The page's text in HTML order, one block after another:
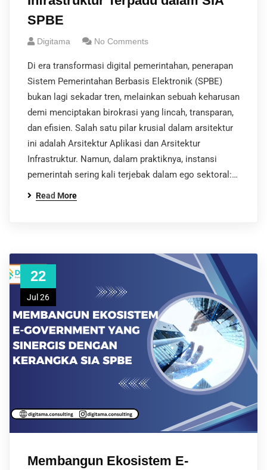
SPBE
Digitama No Comments
Di era transformasi digital pemerintahan, penerapan
Sistem Pemerintahan Berbasis Elektronik (SPBE)
bukan lagi sekadar tren, melainkan sebuah keharusan
demi menciptakan birokrasi yang lincah, transparan,
dan efisien. Salah satu pilar krusial dalam arsitektur
ini adalah Arsitektur Aplikasi dan Arsitektur
Infrastruktur. Namun, dalam praktiknya, instansi
pemerintah sering kali terjebak dalam ego sektoral:…
Read More
22
Jul 26
Membangun Ekosistem E-